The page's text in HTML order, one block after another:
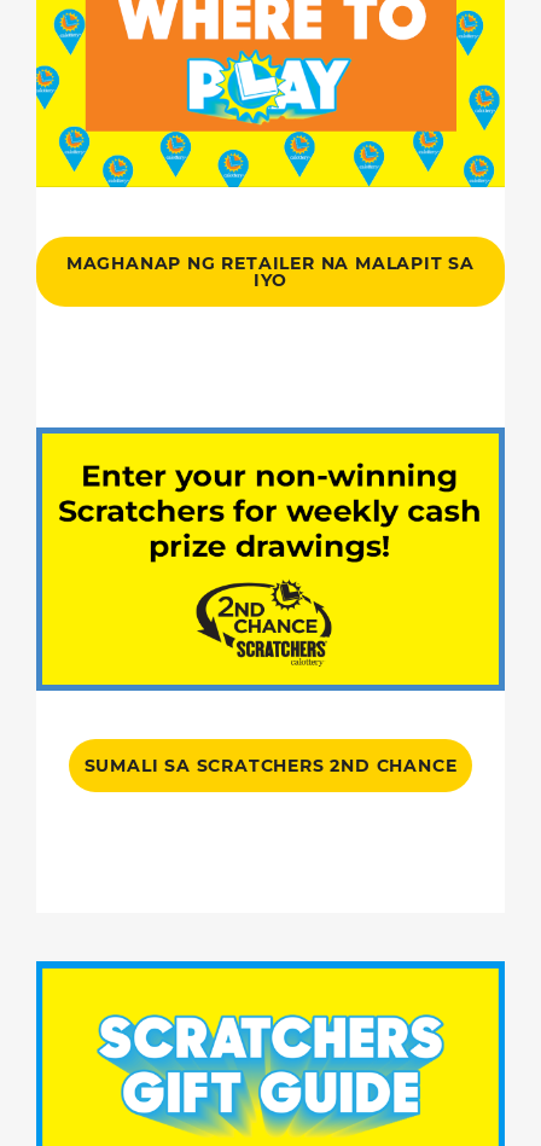
MAGHANAP NG RETAILER NA MALAPIT SA
IYO
SUMALI SA SCRATCHERS 2ND CHANCE